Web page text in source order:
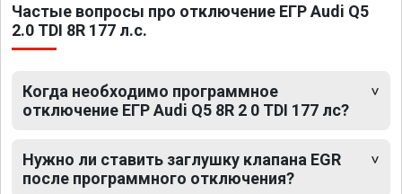
Частые вопросы про отключение ЕГР Audi Q5
2.0 TDI 8R 177 л.с.
Когда необходимо программное
отключение ЕГР Audi Q5 8R 2 0 TDI 177 лс?
Нужно ли ставить заглушку клапана EGR
после программного отключения?